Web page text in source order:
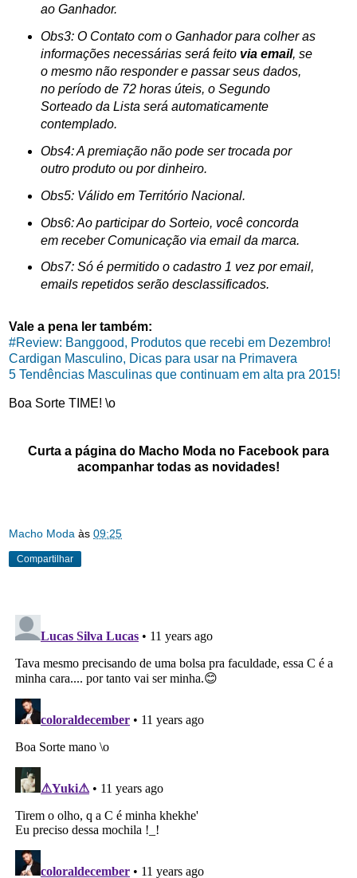
ao Ganhador.
Obs3: O Contato com o Ganhador para colher as
informações necessárias será feito via email, se
o mesmo não responder e passar seus dados,
no período de 72 horas úteis, o Segundo
Sorteado da Lista será automaticamente
contemplado.
Obs4: A premiação não pode ser trocada por
outro produto ou por dinheiro.
Obs5: Válido em Território Nacional.
Obs6: Ao participar do Sorteio, você concorda
em receber Comunicação via email da marca.
Obs7: Só é permitido o cadastro 1 vez por email,
emails repetidos serão desclassificados.
Vale a pena ler também:
#Review: Banggood, Produtos que recebi em Dezembro!
Cardigan Masculino, Dicas para usar na Primavera
5 Tendências Masculinas que continuam em alta pra 2015!
Boa Sorte TIME! \o
Curta a página do Macho Moda no Facebook para
acompanhar todas as novidades!
Macho Moda às 09:25
Compartilhar